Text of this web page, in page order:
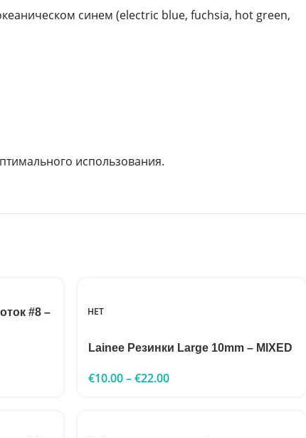
синем (electric blue, fuchsia, hot green,
использования.
#8 –
НЕТ
Lainee Резинки Large 10mm – MIXED
€10.00–€22.00